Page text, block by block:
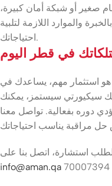
صغير أو شبكة أمان كبيرة،
والموارد اللازمة لتلبية
احتياجاتك.
في قطر اليوم
استثمار مهم، يساعدك في
سيكيورتي سيستمز، يمكنك
دوره بفعالية. تواصل معنا
استشارة، اتصل بنا على
info@aman.qa